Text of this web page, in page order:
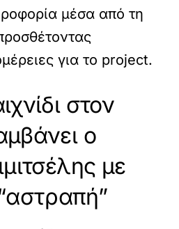
μέσα από τη
για το project.
στον
ο
με